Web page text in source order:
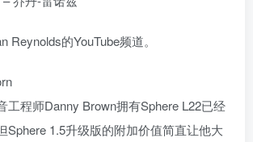
Reynolds的YouTube频道。
工程师Danny Brown拥有Sphere L22已经
Sphere 1.5升级版的附加价值简直让他大